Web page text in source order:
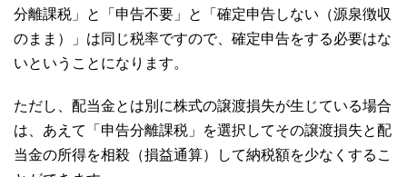
分離課税」と「申告不要」と「確定申告しない（源泉徴収
のまま）」は同じ税率ですので、確定申告をする必要はな
いということになります。
ただし、配当金とは別に株式の譲渡損失が生じている場合
は、あえて「申告分離課税」を選択してその譲渡損失と配
当金の所得を相殺（損益通算）して納税額を少なくするこ